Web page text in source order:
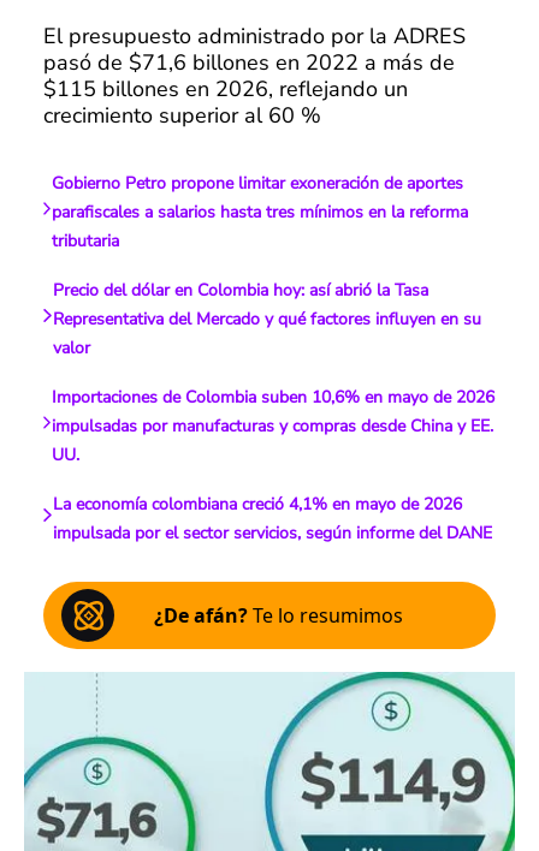
El presupuesto administrado por la ADRES
pasó de $71,6 billones en 2022 a más de
$115 billones en 2026, reflejando un
crecimiento superior al 60 %
Gobierno Petro propone limitar exoneración de aportes
parafiscales a salarios hasta tres mínimos en la reforma
tributaria
Precio del dólar en Colombia hoy: así abrió la Tasa
Representativa del Mercado y qué factores influyen en su
valor
Importaciones de Colombia suben 10,6% en mayo de 2026
impulsadas por manufacturas y compras desde China y EE.
UU.
La economía colombiana creció 4,1% en mayo de 2026
impulsada por el sector servicios, según informe del DANE
¿De afán?Te lo resumimos